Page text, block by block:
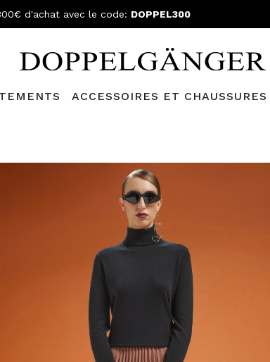
d'achat avec le code: DOPPEL300
ACCESSOIRES ET CHAUSSURES